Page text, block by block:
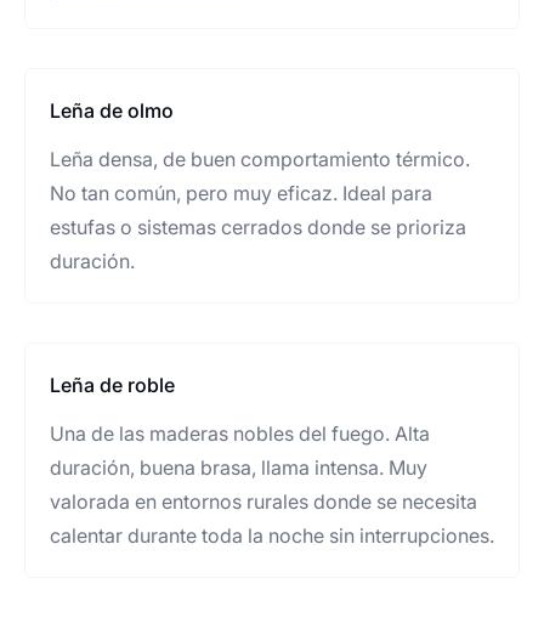
Leña de olmo
Leña densa, de buen comportamiento térmico.
No tan común, pero muy eficaz. Ideal para
estufas o sistemas cerrados donde se prioriza
duración.
Leña de roble
Una de las maderas nobles del fuego. Alta
duración, buena brasa, llama intensa. Muy
valorada en entornos rurales donde se necesita
calentar durante toda la noche sin interrupciones.